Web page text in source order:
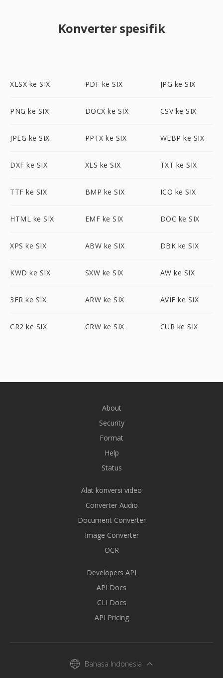
Konverter spesifik
XLSX ke SIX PDF ke SIX JPG ke SIX
PNG ke SIX DOCX ke SIX CSV ke SIX
JPEG ke SIX PPTX ke SIX WEBP ke SIX
DXF ke SIX XLS ke SIX TXT ke SIX
TTF ke SIX BMP ke SIX ICO ke SIX
HTML ke SIX EMF ke SIX DOC ke SIX
XPS ke SIX ABW ke SIX DBK ke SIX
KWD ke SIX SXW ke SIX AW ke SIX
3FR ke SIX ARW ke SIX AVIF ke SIX
CR2 ke SIX CRW ke SIX CUR ke SIX
About
Security
Format
Help
Status
Alat konversi video
Converter Audio
Document Converter
Image Converter
OCR
Developers API
API Docs
CLI Docs
API Pricing
Bahasa Indonesia